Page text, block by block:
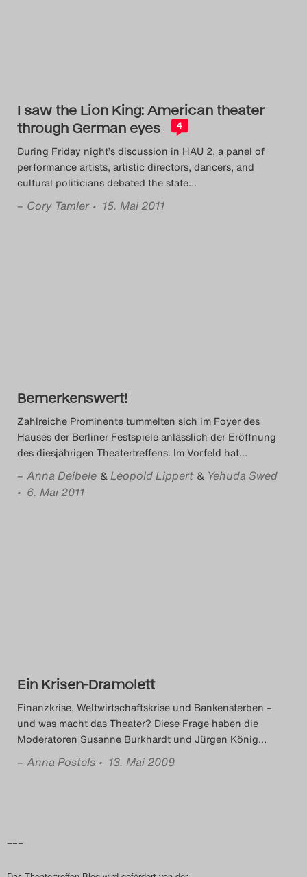
2015
Das Theatertreffen-Blog
2016
Das Theatertreffen-Blog
Das Theatertreffen-Blog
2019
Das Theatertreffen-Blog
2020
Das Theatertreffen-Blog
2024
Das Theatertreffen-Blog
I saw the Lion King: American theater
through German eyes
4
During Friday night’s discussion in HAU 2, a panel of
performance artists, artistic directors, dancers, and
cultural politicians debated the state…
– Cory Tamler • 15. Mai 2011
Bemerkenswert!
Zahlreiche Prominente tummelten sich im Foyer des
Hauses der Berliner Festspiele anlässlich der Eröffnung
des diesjährigen Theatertreffens. Im Vorfeld hat…
– Anna Deibele &Leopold Lippert & Yehuda Swed
• 6. Mai 2011
Ein Krisen-Dramolett
Finanzkrise, Weltwirtschaftskrise und Bankensterben –
und was macht das Theater? Diese Frage haben die
Moderatoren Susanne Burkhardt und Jürgen König…
– Anna Postels • 13. Mai 2009
–––